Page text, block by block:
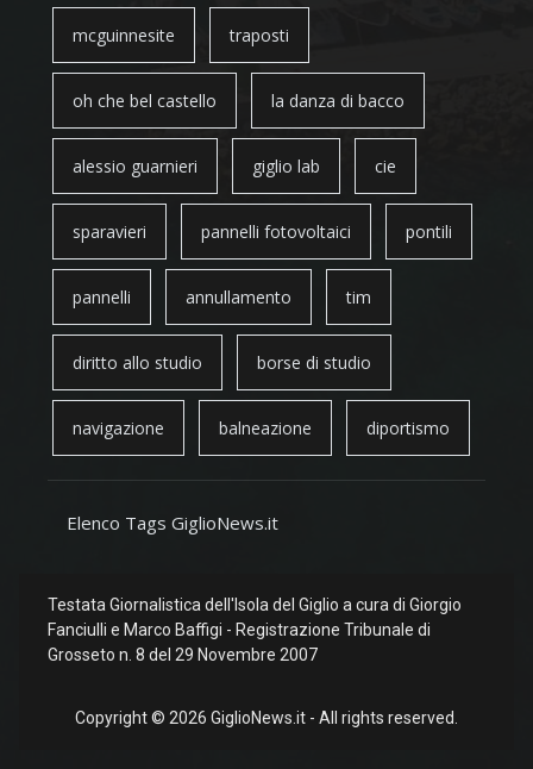
mcguinnesite traposti
oh che bel castello la danza di bacco
alessio guarnieri giglio lab cie
sparavieri pannelli fotovoltaici pontili
pannelli annullamento tim
diritto allo studio borse di studio
navigazione balneazione diportismo
Elenco Tags GiglioNews.it
Testata Giornalistica dell'Isola del Giglio a cura di Giorgio
Fanciulli e Marco Baffigi - Registrazione Tribunale di
Grosseto n. 8 del 29 Novembre 2007
Copyright © 2026 GiglioNews.it - All rights reserved.